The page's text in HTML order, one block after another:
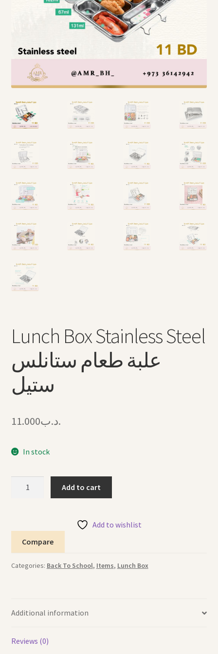
Arabic Language اللغة العربية
STATIONARY القرطاسية
Disney ديزني
Birthdays أعياد الميلاد
Giveaways التوزيعات
Hair Accessories اكسسوارات الشعر
Lunch Box Stainless Steel
علبة طعام ستانلس
ستيل
.د.ب11.000
In stock
علبة
طعام
ستانلس
ستيل
Add to cart
Add to wishlist
Compare
Categories: Back To School, Items, Lunch Box
Additional information
Reviews (0)